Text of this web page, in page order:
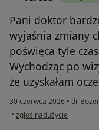
Pani doktor
wyjaśnia zmiany
poświęca tyle
Wychodząc po
że uzyskałam
30 czerwca 2026 • dr
• w opinii użytkownika
zgłoś nadużycie